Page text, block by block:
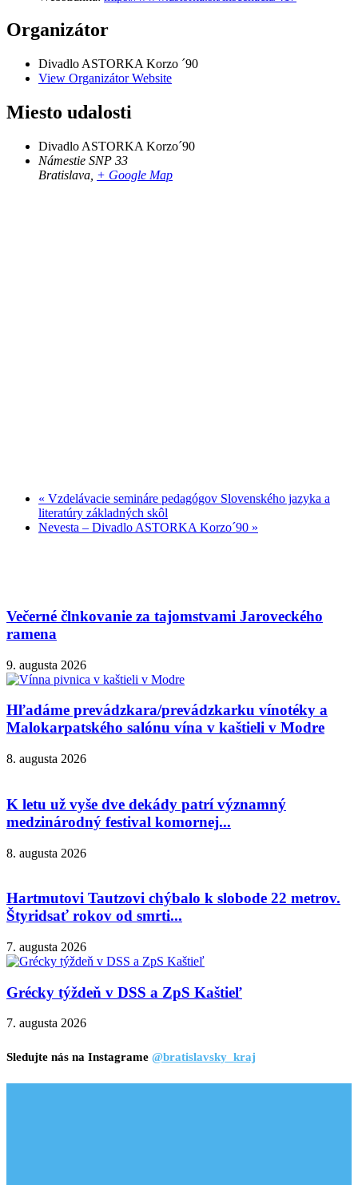
Organizátor
Divadlo ASTORKA Korzo ´90
View Organizátor Website
Miesto udalosti
Divadlo ASTORKA Korzo´90
Námestie SNP 33
Bratislava + Google Map
« Vzdelávacie semináre pedagógov Slovenského jazyka a
literatúry základných skôl
Nevesta – Divadlo ASTORKA Korzo´90 »
Večerné člnkovanie za tajomstvami Jaroveckého
ramena
9. augusta 2026
Hľadáme prevádzkara/prevádzkarku vínotéky a
Malokarpatského salónu vína v kaštieli v Modre
8. augusta 2026
K letu už vyše dve dekády patrí významný
medzinárodný festival komornej...
8. augusta 2026
Hartmutovi Tautzovi chýbalo k slobode 22 metrov.
Štyridsať rokov od smrti...
7. augusta 2026
Grécky týždeň v DSS a ZpS Kaštieľ
7. augusta 2026
Sledujte nás na Instagrame @bratislavsky_kraj